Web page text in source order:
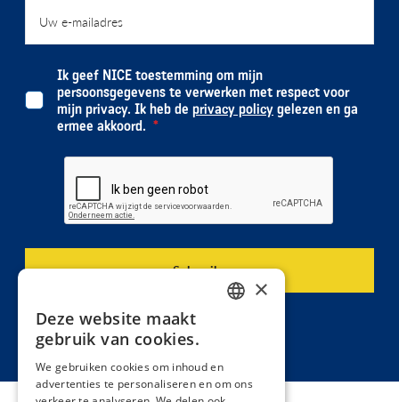
Ik geef NICE toestemming om mijn
persoonsgegevens te verwerken met respect voor
mijn privacy. Ik heb de privacy policy gelezen en ga
ermee akkoord.
×
Deze website maakt
gebruik van cookies.
We gebruiken cookies om inhoud en
advertenties te personaliseren en om ons